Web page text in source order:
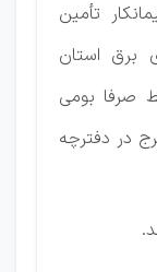
تأمین
برق استان
صرفا بومی
در دفترچه